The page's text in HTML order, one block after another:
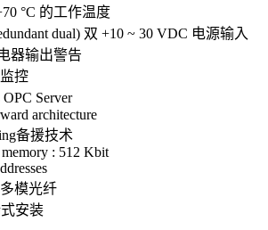
°C 的工作温度
dual) 双 +10 ~ 30 VDC 电源输入
器输出警告
控
Server
architecture
备援技术
: 512 Kbit
模光纤
安装